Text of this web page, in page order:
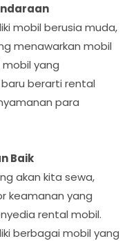
mobil berusia muda,
menawarkan mobil
yang
berarti rental
para
Baik
akan kita sewa,
keamanan yang
rental mobil.
berbagai mobil yang